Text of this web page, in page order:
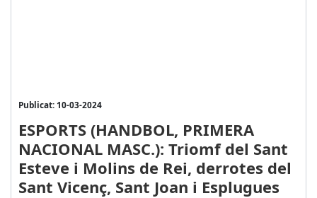
Publicat: 10-03-2024
ESPORTS (HANDBOL, PRIMERA
NACIONAL MASC.): Triomf del Sant
Esteve i Molins de Rei, derrotes del
Sant Vicenç, Sant Joan i Esplugues